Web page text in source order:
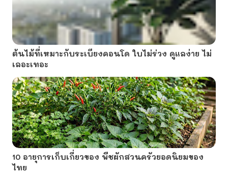
ต้นไม้ที่เหมาะกับระเบียงคอนโด ใบไม่ร่วง ดูแลง่าย ไม่
เลอะเทอะ
10 อายุการเก็บเกี่ยวของ พืชผักสวนครัวยอดนิยมของ
ไทย